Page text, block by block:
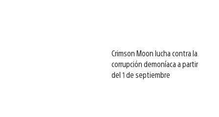
Crimson Moon lucha contra la
corrupción demoníaca a partir
del 1 de septiembre